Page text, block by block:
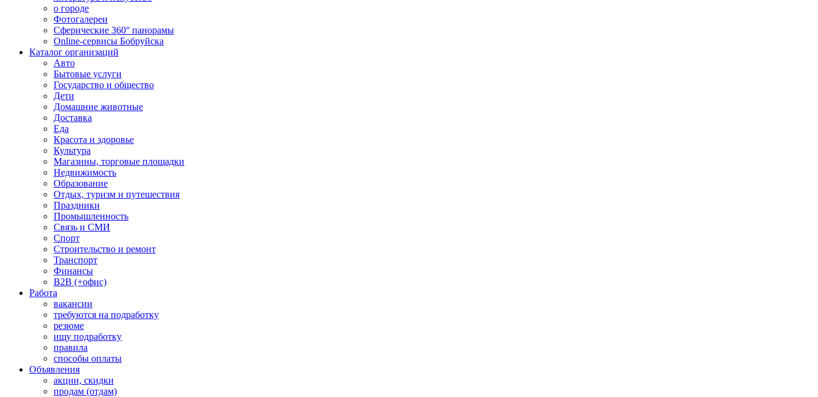
о городе
Фотогалереи
Сферические 360° панорамы
Online-сервисы Бобруйска
Каталог организаций
Авто
Бытовые услуги
Государство и общество
Дети
Домашние животные
Доставка
Еда
Красота и здоровье
Культура
Магазины, торговые площадки
Недвижимость
Образование
Отдых, туризм и путешествия
Праздники
Промышленность
Связь и СМИ
Спорт
Строительство и ремонт
Транспорт
Финансы
B2B (+офис)
Работа
вакансии
требуются на подработку
резюме
ищу подработку
правила
способы оплаты
Объявления
акции, скидки
продам (отдам)